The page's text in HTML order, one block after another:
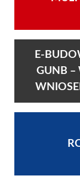
E-
GUNB –